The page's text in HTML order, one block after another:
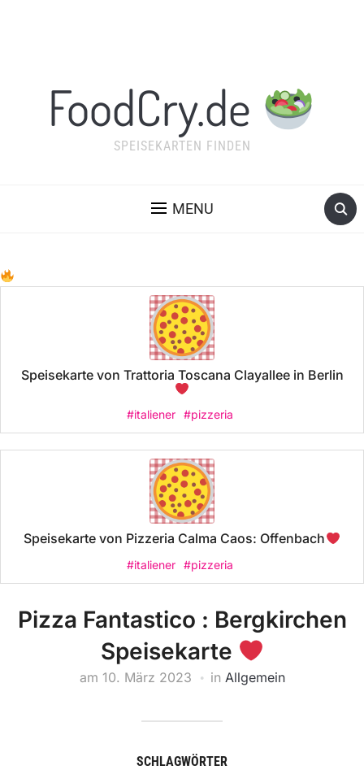
FoodCry.de
SPEISEKARTEN FINDEN
MENU
Speisekarte von Trattoria Toscana Clayallee in Berlin
#italiener #pizzeria
Speisekarte von Pizzeria Calma Caos: Offenbach
#italiener #pizzeria
Pizza Fantastico : Bergkirchen
Speisekarte
am 10. März 2023 in Allgemein
SCHLAGWÖRTER